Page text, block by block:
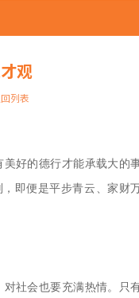
观
列表
好的德行才能承载大的
即便是平步青云、家财
社会也要充满热情。只